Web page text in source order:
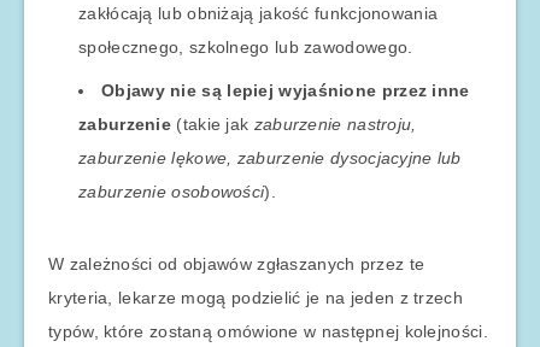
zakłócają lub obniżają jakość funkcjonowania
społecznego, szkolnego lub zawodowego.
Objawy nie są lepiej wyjaśnione przez inne
zaburzenie (takie jak zaburzenie nastroju,
zaburzenie lękowe, zaburzenie dysocjacyjne lub
zaburzenie osobowości).
W zależności od objawów zgłaszanych przez te
kryteria, lekarze mogą podzielić je na jeden z trzech
typów, które zostaną omówione w następnej kolejności.